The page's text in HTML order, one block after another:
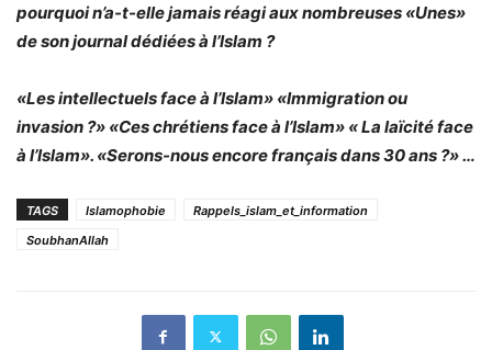
pourquoi n’a-t-elle jamais réagi aux nombreuses «Unes»
de son journal dédiées à l’Islam ?
«Les intellectuels face à l’Islam» «Immigration ou
invasion ?» «Ces chrétiens face à l’Islam» « La laïcité face
à l’Islam». «Serons-nous encore français dans 30 ans ?»…
TAGS Islamophobie
Rappels_islam_et_information
SoubhanAllah